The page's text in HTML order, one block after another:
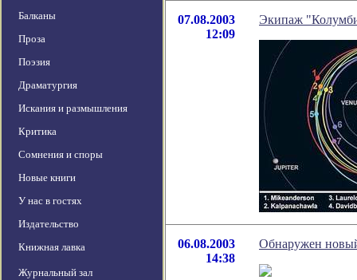
Балканы
Проза
Поэзия
Драматургия
Искания и размышления
Критика
Сомнения и споры
Новые книги
У нас в гостях
Издательство
Книжная лавка
Журнальный зал
07.08.2003
12:09
Экипаж
06.08.2003
14:38
Обнаружен